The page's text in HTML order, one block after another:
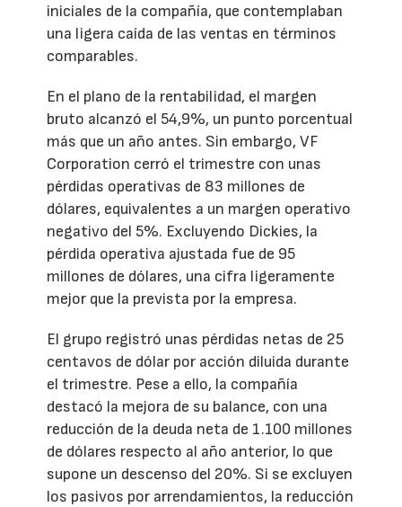
iniciales de la compañía, que contemplaban
una ligera caída de las ventas en términos
comparables.
En el plano de la rentabilidad, el margen
bruto alcanzó el 54,9%, un punto porcentual
más que un año antes. Sin embargo, VF
Corporation cerró el trimestre con unas
pérdidas operativas de 83 millones de
dólares, equivalentes a un margen operativo
negativo del 5%. Excluyendo Dickies, la
pérdida operativa ajustada fue de 95
millones de dólares, una cifra ligeramente
mejor que la prevista por la empresa.
El grupo registró unas pérdidas netas de 25
centavos de dólar por acción diluida durante
el trimestre. Pese a ello, la compañía
destacó la mejora de su balance, con una
reducción de la deuda neta de 1.100 millones
de dólares respecto al año anterior, lo que
supone un descenso del 20%. Si se excluyen
los pasivos por arrendamientos, la reducción